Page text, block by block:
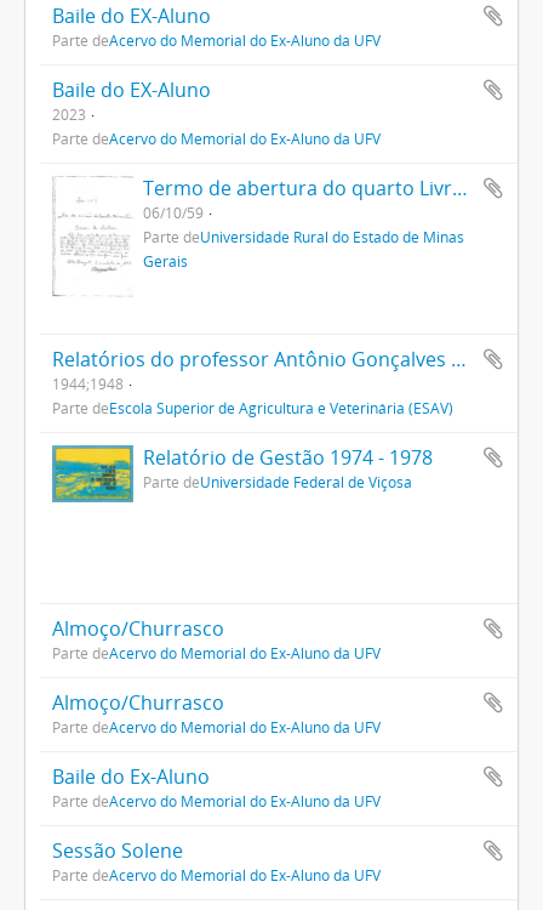
Baile do EX-Aluno
Parte deAcervo do Memorial do Ex-Aluno da UFV
Baile do EX-Aluno
2023
Parte deAcervo do Memorial do Ex-Aluno da UFV
Termo de abertura do quarto Livro Ata da Uremg
06/10/59
Parte deUniversidade Rural do Estado de Minas
Gerais
Relatórios do professor Antônio Gonçalves Oliveira
1944;1948
Parte deEscola Superior de Agricultura e Veterinária (ESAV)
Relatório de Gestão 1974 - 1978
Parte deUniversidade Federal de Viçosa
Almoço/Churrasco
Parte deAcervo do Memorial do Ex-Aluno da UFV
Almoço/Churrasco
Parte deAcervo do Memorial do Ex-Aluno da UFV
Baile do Ex-Aluno
Parte deAcervo do Memorial do Ex-Aluno da UFV
Sessão Solene
Parte deAcervo do Memorial do Ex-Aluno da UFV